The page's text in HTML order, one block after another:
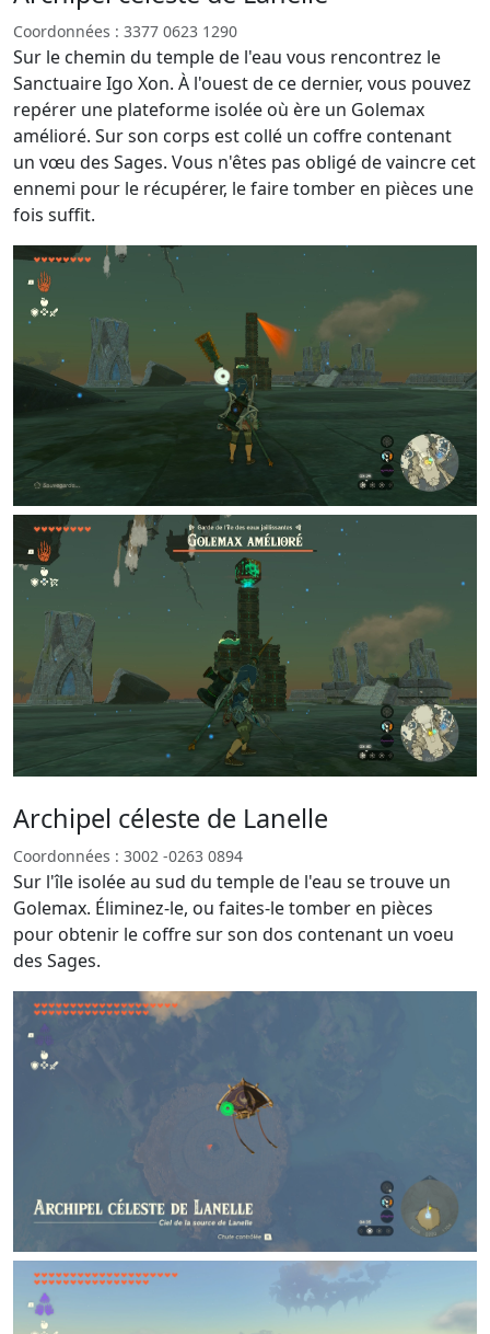
Coordonnées : 3377 0623 1290
Sur le chemin du temple de l'eau vous rencontrez le
Sanctuaire Igo Xon. À l'ouest de ce dernier, vous pouvez
repérer une plateforme isolée où ère un Golemax
amélioré. Sur son corps est collé un coffre contenant
un vœu des Sages. Vous n'êtes pas obligé de vaincre cet
ennemi pour le récupérer, le faire tomber en pièces une
fois suffit.
Archipel céleste de Lanelle
Coordonnées : 3002 -0263 0894
Sur l'île isolée au sud du temple de l'eau se trouve un
Golemax. Éliminez-le, ou faites-le tomber en pièces
pour obtenir le coffre sur son dos contenant un voeu
des Sages.